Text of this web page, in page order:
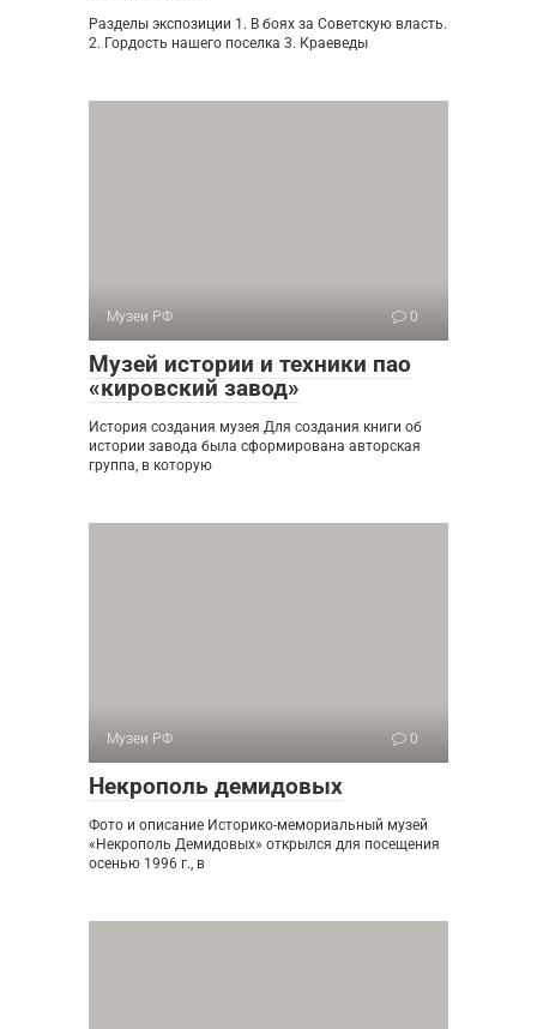
Разделы экспозиции 1. В боях за Советскую власть.
2. Гордость нашего поселка 3. Краеведы
Музеи РФ 0
Музей истории и техники пао
«кировский завод»
История создания музея Для создания книги об
истории завода была сформирована авторская
группа, в которую
Музеи РФ 0
Некрополь демидовых
Фото и описание Историко-мемориальный музей
«Некрополь Демидовых» открылся для посещения
осенью 1996 г., в